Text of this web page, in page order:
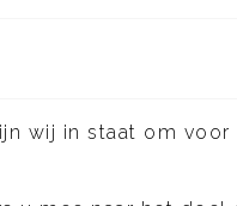
wij in staat om